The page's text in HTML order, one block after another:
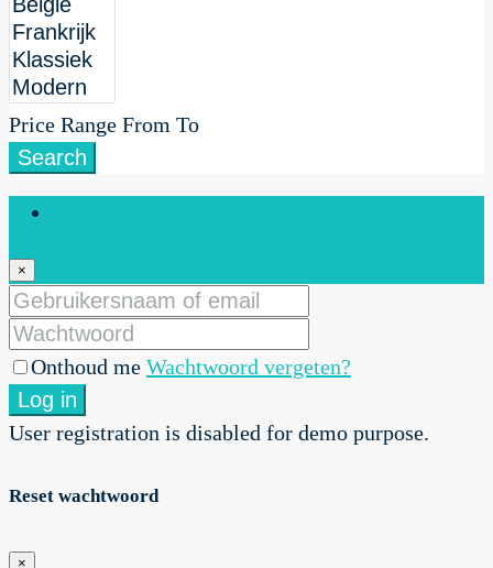
Price Range From To
Search
×
Onthoud me Wachtwoord vergeten?
Log in
User registration is disabled for demo purpose.
Reset wachtwoord
×